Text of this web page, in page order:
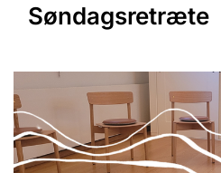
Søndagsretræte